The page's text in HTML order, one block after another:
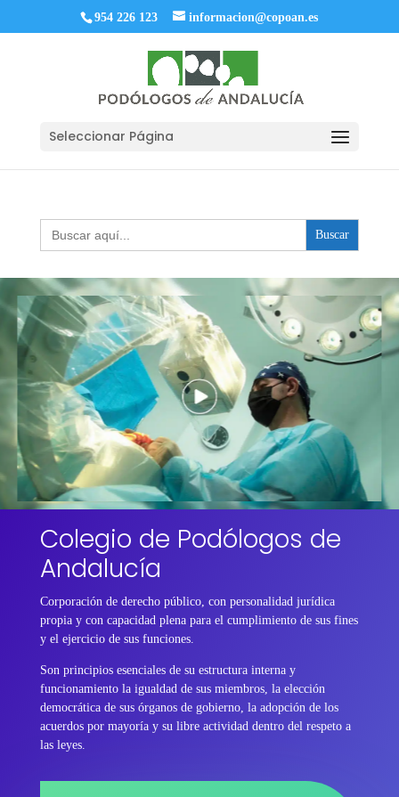
954 226 123 informacion@copoan.es
Seleccionar Página
Buscar:
Colegio de Podólogos de
Andalucía
Corporación de derecho público, con personalidad jurídica
propia y con capacidad plena para el cumplimiento de sus fines
y el ejercicio de sus funciones.
Son principios esenciales de su estructura interna y
funcionamiento la igualdad de sus miembros, la elección
democrática de sus órganos de gobierno, la adopción de los
acuerdos por mayoría y su libre actividad dentro del respeto a
las leyes.